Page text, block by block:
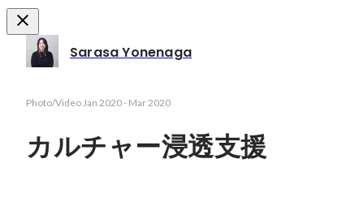
Sarasa Yonenaga
Photo/Video Jan 2020- Mar 2020
カルチャー浸透支援